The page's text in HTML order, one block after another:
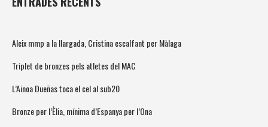
Aleix mmp a la llargada, Cristina escalfant per Màlaga
Triplet de bronzes pels atletes del MAC
L’Ainoa Dueñas toca el cel al sub20
Bronze per l’Èlia, mínima d’Espanya per l’Ona